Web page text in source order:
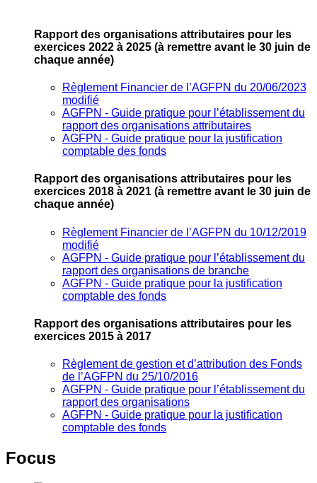
Rapport des organisations attributaires pour les
exercices 2022 à 2025 (à remettre avant le 30 juin de
chaque année)
Règlement Financier de l’AGFPN du 20/06/2023
modifié
AGFPN ‐ Guide pratique pour l’établissement du
rapport des organisations attributaires
AGFPN ‐ Guide pratique pour la justification
comptable des fonds
Rapport des organisations attributaires pour les
exercices 2018 à 2021 (à remettre avant le 30 juin de
chaque année)
Règlement Financier de l’AGFPN du 10/12/2019
modifié
AGFPN ‐ Guide pratique pour l’établissement du
rapport des organisations de branche
AGFPN ‐ Guide pratique pour la justification
comptable des fonds
Rapport des organisations attributaires pour les
exercices 2015 à 2017
Règlement de gestion et d’attribution des Fonds
de l’AGFPN du 25/10/2016
AGFPN ‐ Guide pratique pour l’établissement du
rapport des organisations
AGFPN ‐ Guide pratique pour la justification
comptable des fonds
Focus